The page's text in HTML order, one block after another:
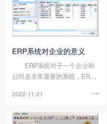
源管理数字化升级之旅。
ERP系统对企业的意义
ERP系统对于一个企业和
公司是非常重要的系统，ERP
一个管理思想，它实现了企业
源的整合。ERP系统对企业的
2022-11-21 